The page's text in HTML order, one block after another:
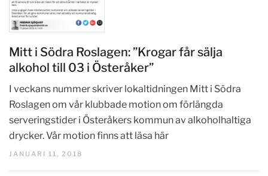
Mitt i Södra Roslagen: ”Krogar får sälja
alkohol till 03 i Österåker”
I veckans nummer skriver lokaltidningen Mitt i Södra
Roslagen om vår klubbade motion om förlängda
serveringstider i Österåkers kommun av alkoholhaltiga
drycker. Vår motion finns att läsa här
JANUARI 11, 2018